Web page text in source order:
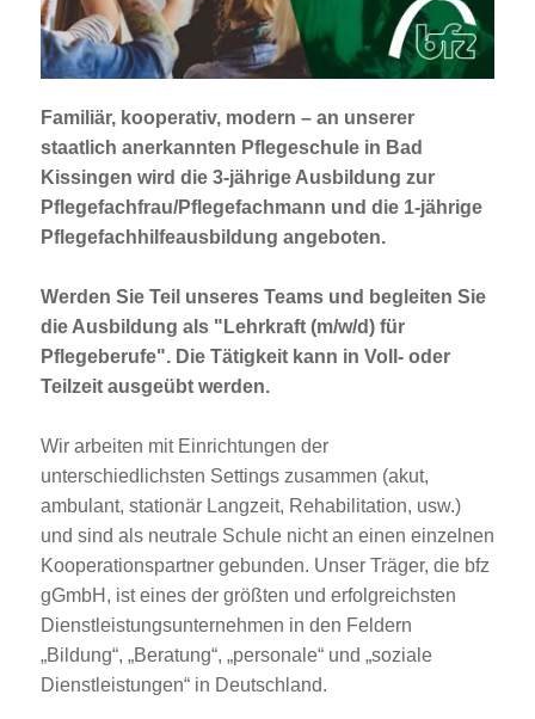
Jobportal
Presse und Medien
bbw e. V.
Karriere
Presse
News Archiv
Familiär, kooperativ, modern – an unserer
staatlich anerkannten Pflegeschule in Bad
Kissingen wird die 3-jährige Ausbildung zur
Pflegefachfrau/Pflegefachmann und die 1-jährige
Pflegefachhilfeausbildung angeboten.
Werden Sie Teil unseres Teams und begleiten Sie
die Ausbildung als "Lehrkraft (m/w/d) für
Pflegeberufe". Die Tätigkeit kann in Voll- oder
Teilzeit ausgeübt werden.
Wir arbeiten mit Einrichtungen der
unterschiedlichsten Settings zusammen (akut,
ambulant, stationär Langzeit, Rehabilitation, usw.)
und sind als neutrale Schule nicht an einen einzelnen
Kooperationspartner gebunden. Unser Träger, die bfz
gGmbH, ist eines der größten und erfolgreichsten
Dienstleistungsunternehmen in den Feldern
„Bildung“, „Beratung“, „personale“ und „soziale
Dienstleistungen“ in Deutschland.